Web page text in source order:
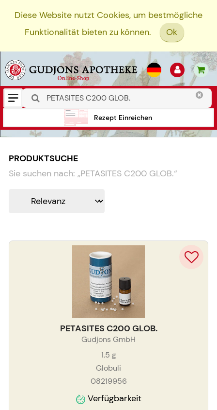
Diese Website nutzt Cookies, um bestmögliche
Funktionalität bieten zu können.
Ok
Rezept Einreichen
PRODUKTSUCHE
Sie suchen nach: „PETASITES C200 GLOB.“
PETASITES C200 GLOB.
Gudjons GmbH
1.5 g
Globuli
08219956
Verfügbarkeit